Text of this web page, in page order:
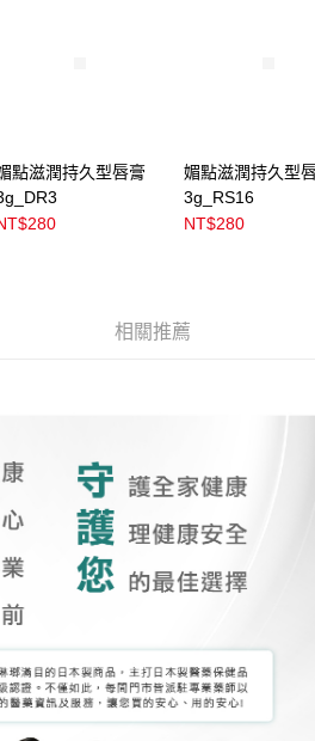
以上)免運費
點滋潤持久型唇膏
媚點滋潤持久型
3g_RS16
NT$280
相關推薦